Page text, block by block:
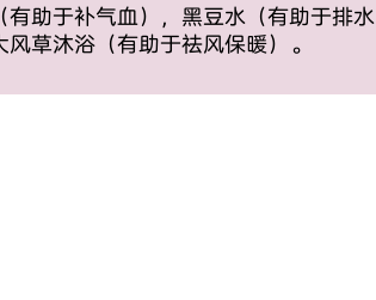
有助于补气血），黑豆水（有助于排水
草沐浴（有助于祛风保暖）。